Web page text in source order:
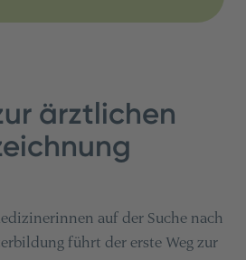
ärztlichen
auf der Suche nach
führt der erste Weg zur